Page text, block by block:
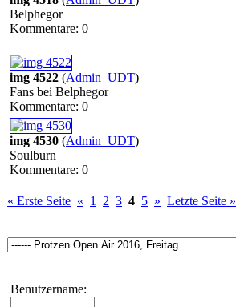
Belphegor
Kommentare: 0
img 4522 (Admin_UDT)
Fans bei Belphegor
Kommentare: 0
img 4530 (Admin_UDT)
Soulburn
Kommentare: 0
« Erste Seite « 1 2 3 4 5 » Letzte Seite »
Benutzername: